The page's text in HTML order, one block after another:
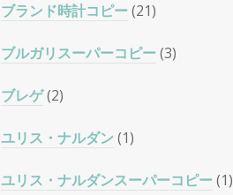
ブランド時計コピー(21)
ブルガリスーパーコピー(3)
ブレゲ(2)
ユリス・ナルダン (1)
ユリス・ナルダンスーパーコピー(1)